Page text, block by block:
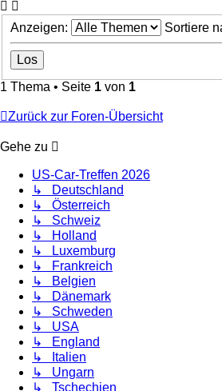
Anzeigen: Sortiere
1 Thema • Seite 1 von 1
Zurück zur Foren-Übersicht
Gehe zu
US-Car-Treffen 2026
↳ Deutschland
↳ Österreich
↳ Schweiz
↳ Holland
↳ Luxemburg
↳ Frankreich
↳ Belgien
↳ Dänemark
↳ Schweden
↳ USA
↳ England
↳ Italien
↳ Ungarn
↳ Tschechien